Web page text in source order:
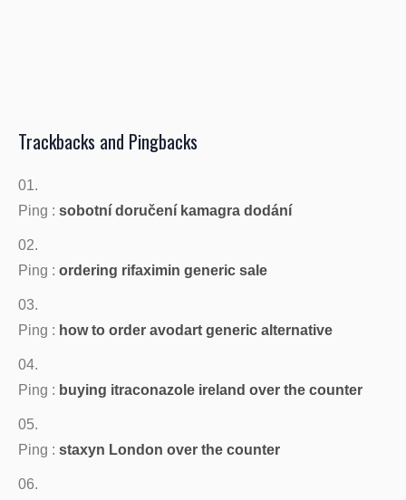
Trackbacks and Pingbacks
Ping : sobotní doručení kamagra dodání
Ping : ordering rifaximin generic sale
Ping : how to order avodart generic alternative
Ping : buying itraconazole ireland over the counter
Ping : staxyn London over the counter